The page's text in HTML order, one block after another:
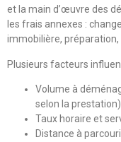
et la main d’œuvre des
les frais annexes :
immobilière, préparation,
Plusieurs facteurs
Volume à
selon la prestation).
Taux horaire et
Distance à